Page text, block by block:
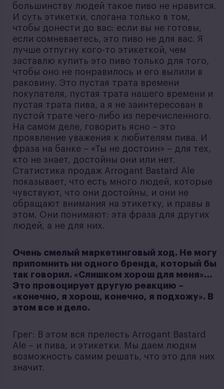
большинству людей такое пиво не нравится.
И суть этикетки, слогана только в том,
чтобы донести до вас: если вы не готовы,
если сомневаетесь, это пиво не для вас. Я
лучше отпугну кого-то этикеткой, чем
заставлю купить это пиво только для того,
чтобы оно не понравилось и его вылили в
раковину. Это пустая трата времени
покупателя, пустая трата нашего времени и
пустая трата пива, а я не заинтересован в
пустой трате чего-либо из перечисленного.
На самом деле, говорить ясно – это
проявление уважения к любителям пива. И
фраза на банке – «Ты не достоин» – для тех,
кто не знает, достойны они или нет.
Статистика продаж Arrogant Bastard Ale
показывает, что есть много людей, которые
чувствуют, что они достойны, и они не
обращают внимания на этикетку, и правы в
этом. Они понимают: эта фраза для других
людей, а не для них.
Очень смелый маркетинговый ход. Не могу
припомнить ни одного бренда, который бы
так говорил. «Слишком хорош для меня»…
Это провоцирует другую реакцию –
«конечно, я хорош, конечно, я подхожу». В
этом все и дело.
Грег: В этом вся прелесть Arrogant Bastard
Ale – и пива, и этикетки. Мы даем людям
возможность самим решать, что это для них
значит.